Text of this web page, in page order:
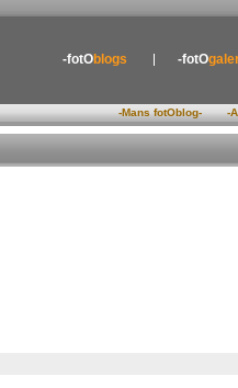
-fotOblogs -fotO
-Mans fotOblog- -